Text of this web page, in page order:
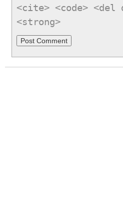
<cite> <code>
<strong>